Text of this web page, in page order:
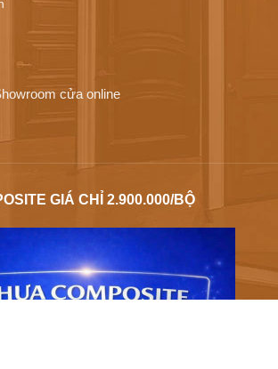
cửa online
GIÁ CHỈ 2.900.000/BỘ